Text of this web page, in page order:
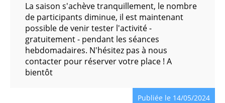
Danse - Éveil
Danse Classique (confirmées)
Danse Moderne
La saison s'achève tranquillement, le nombre
de participants diminue, il est maintenant
possible de venir tester l'activité -
gratuitement - pendant les séances
hebdomadaires. N'hésitez pas à nous
contacter pour réserver votre place ! A
bientôt
Publiée le 14/05/2024